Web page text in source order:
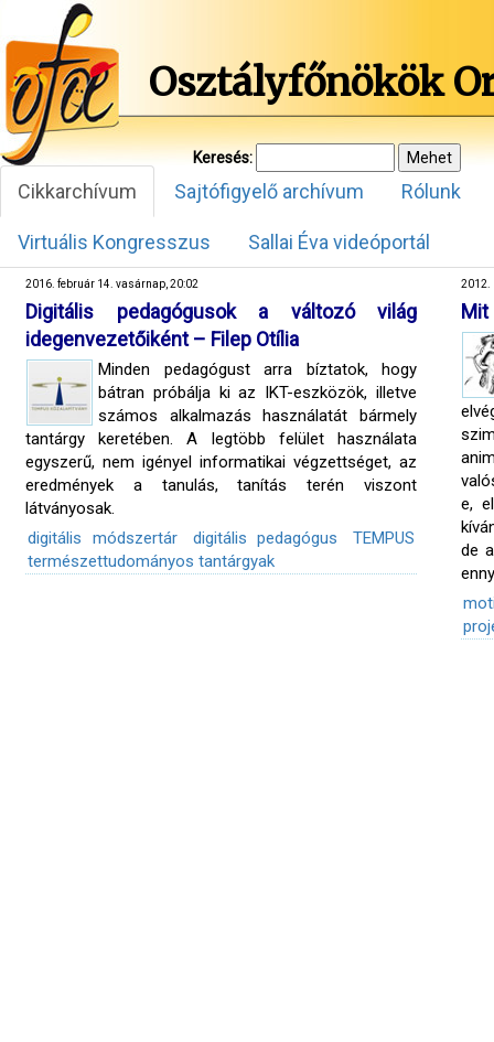
Osztályfőnökök
Keresés:
Cikkarchívum Sajtófigyelő archívum Rólunk
Virtuális Kongresszus Sallai Éva videóportál
2016. február 14. vasárnap, 20:02
Digitális pedagógusok a változó világ
idegenvezetőiként – Filep Otília
Minden pedagógust arra bíztatok, hogy
bátran próbálja ki az IKT-eszközök, illetve
számos alkalmazás használatát bármely
tantárgy keretében. A legtöbb felület használata
egyszerű, nem igényel informatikai végzettséget, az
eredmények a tanulás, tanítás terén viszont
látványosak.
digitális módszertár
digitális pedagógus
TEMPUS
természettudományos tantárgyak
2012.
e,
de